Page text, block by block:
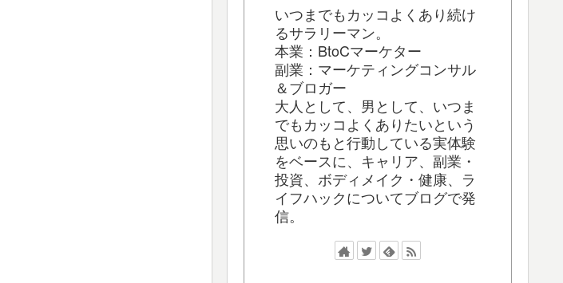
いつまでもカッコよくあり続け
るサラリーマン。
本業：BtoCマーケター
副業：マーケティングコンサル
＆ブロガー
大人として、男として、いつま
でもカッコよくありたいという
思いのもと行動している実体験
をベースに、キャリア、副業・
投資、ボディメイク・健康、ラ
イフハックについてブログで発
信。